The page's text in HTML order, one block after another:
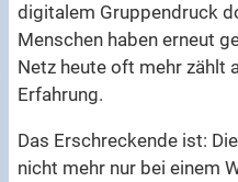
digitalem Gruppendruck
Menschen haben erneut
Netz heute oft mehr zählt
Erfahrung.
Das Erschreckende ist:
nicht mehr nur bei einem